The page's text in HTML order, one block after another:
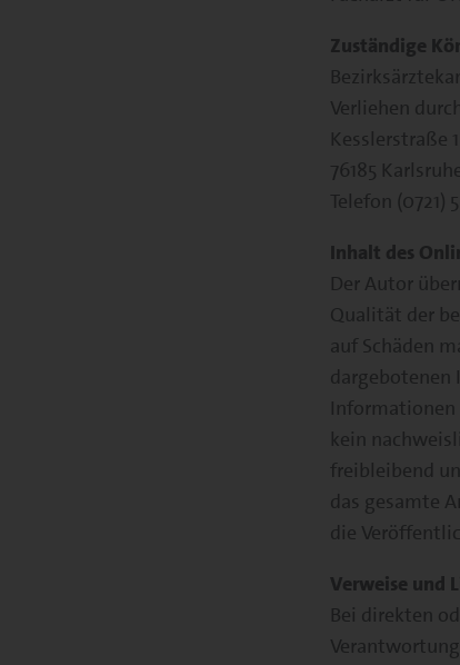
Zuständige
Verliehen
Kesslerstraße 1
76185
Telefon (0721)
Inhalt des
Der Autor
Qualität der
auf Schäden
Informationen
kein
freibleibend
das gesamte
die
Verweise und
Bei direkten